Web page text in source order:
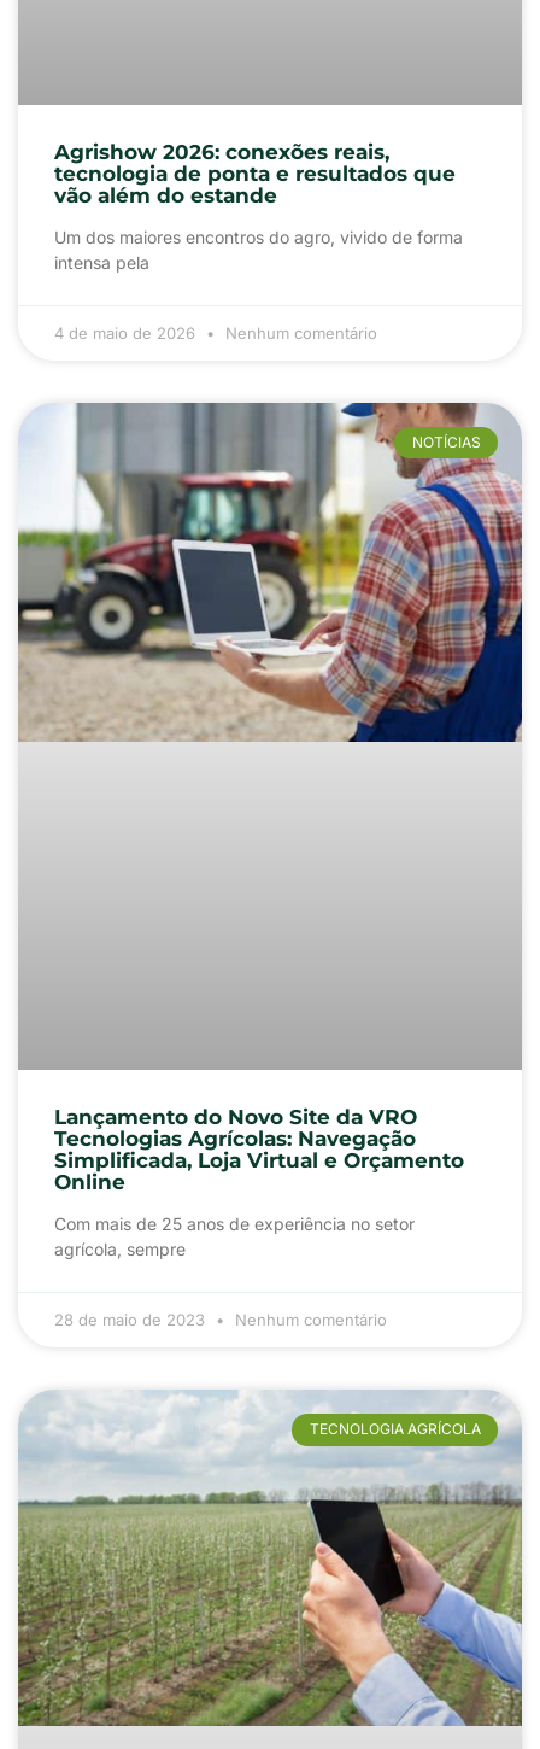
Agrishow 2026: conexões reais,
tecnologia de ponta e resultados que
vão além do estande
Um dos maiores encontros do agro, vivido de forma
intensa pela
4 de maio de 2026 Nenhum comentário
NOTÍCIAS
Lançamento do Novo Site da VRO
Tecnologias Agrícolas: Navegação
Simplificada, Loja Virtual e Orçamento
Online
Com mais de 25 anos de experiência no setor
agrícola, sempre
28 de maio de 2023 Nenhum comentário
TECNOLOGIA AGRÍCOLA